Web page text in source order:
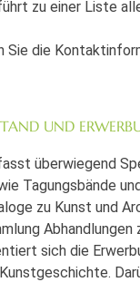
zu einer Liste
Sie die
UND
überwiegend
Tagungsbände
zu Kunst und
Abhandlungen
sich die